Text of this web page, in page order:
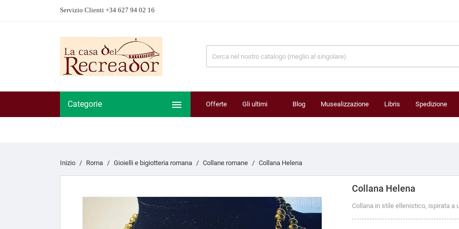
Servizio Clienti +34 627 94 02 16
Categorie  Offerte Gli ultimi Blog Musealizzazione Libris Spedizione
Inizio Roma Gioielli e bigiotteria romana Collane romane Collana Helena
Collana Helena
Collana in stile ellenistico, ispirata a